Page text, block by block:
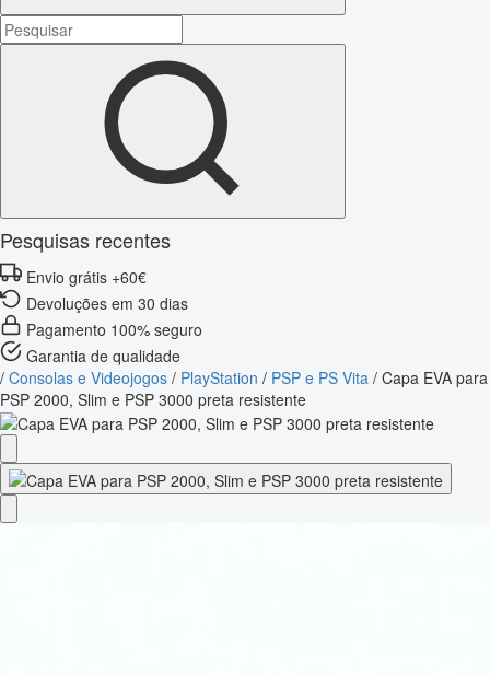
Pesquisas recentes
Envio grátis +60€
Devoluções em 30 dias
Pagamento 100% seguro
Garantia de qualidade
/ Consolas e Videojogos / PlayStation / PSP e PS Vita / Capa EVA para
PSP 2000, Slim e PSP 3000 preta resistente